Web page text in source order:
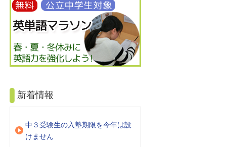
新着情報
中３受験生の入塾期限を今年は設
けません